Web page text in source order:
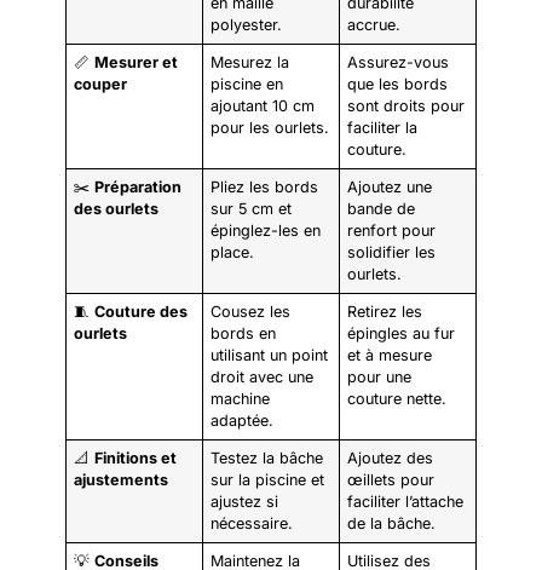
polyester.
accrue.
📏Mesurer et
couper
Mesurez la
piscine en
ajoutant 10 cm
pour les ourlets.
Assurez-vous
que les bords
sont droits pour
faciliter la
couture.
✂️Préparation
des ourlets
Pliez les bords
sur 5 cm et
épinglez-les en
place.
Ajoutez une
bande de
renfort pour
solidifier les
ourlets.
🧵Couture des
ourlets
Cousez les
bords en
utilisant un point
droit avec une
machine
adaptée.
Retirez les
épingles au fur
et à mesure
pour une
couture nette.
📐Finitions et
ajustements
Testez la bâche
sur la piscine et
ajustez si
nécessaire.
Ajoutez des
œillets pour
faciliter l’attache
de la bâche.
💡Conseils
Maintenez la
Utilisez des